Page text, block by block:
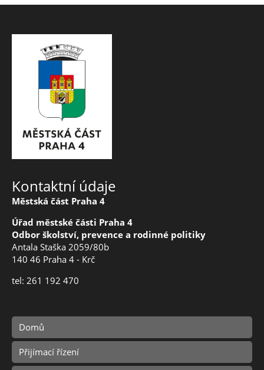
Kontaktní údaje
Městská část Praha 4
Úřad městské části Praha 4
Odbor školství, prevence a rodinné politiky
Antala Staška 2059/80b
140 46 Praha 4 - Krč
tel: 261 192 470
Domů
Přijímací řízení